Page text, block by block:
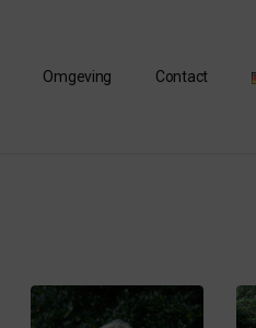
Omgeving Contact